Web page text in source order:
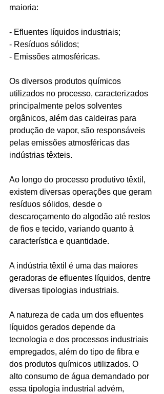
maioria:
- Efluentes líquidos industriais;
- Resíduos sólidos;
- Emissões atmosféricas.
Os diversos produtos químicos
utilizados no processo, caracterizados
principalmente pelos solventes
orgânicos, além das caldeiras para
produção de vapor, são responsáveis
pelas emissões atmosféricas das
indústrias têxteis.
Ao longo do processo produtivo têxtil,
existem diversas operações que geram
resíduos sólidos, desde o
descaroçamento do algodão até restos
de fios e tecido, variando quanto à
característica e quantidade.
A indústria têxtil é uma das maiores
geradoras de efluentes líquidos, dentre
diversas tipologias industriais.
A natureza de cada um dos efluentes
líquidos gerados depende da
tecnologia e dos processos industriais
empregados, além do tipo de fibra e
dos produtos químicos utilizados. O
alto consumo de água demandado por
essa tipologia industrial advém,